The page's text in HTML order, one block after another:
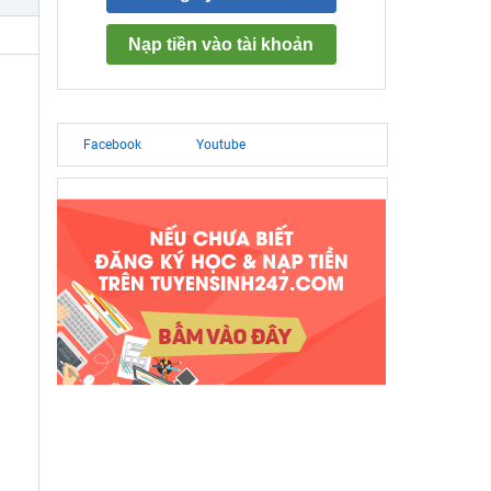
Nạp tiền vào tài khoản
Facebook Youtube